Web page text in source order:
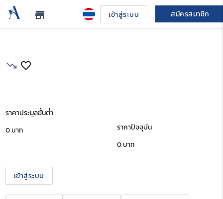
store_mall_directory เข้าสู่ระบบ สมัครสมาชิก
trending_down favorite_border
ราคาประมูลขั้นต่ำ
0 บาท
ราคาปัจจุบัน
0บาท
เข้าสู่ระบบ